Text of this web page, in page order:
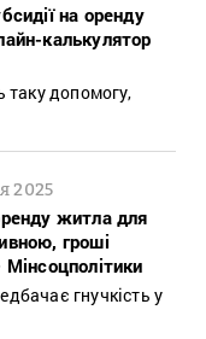
на оренду
калькулятор
таку допомогу,
2025
житла для
гроші
гнучкість у